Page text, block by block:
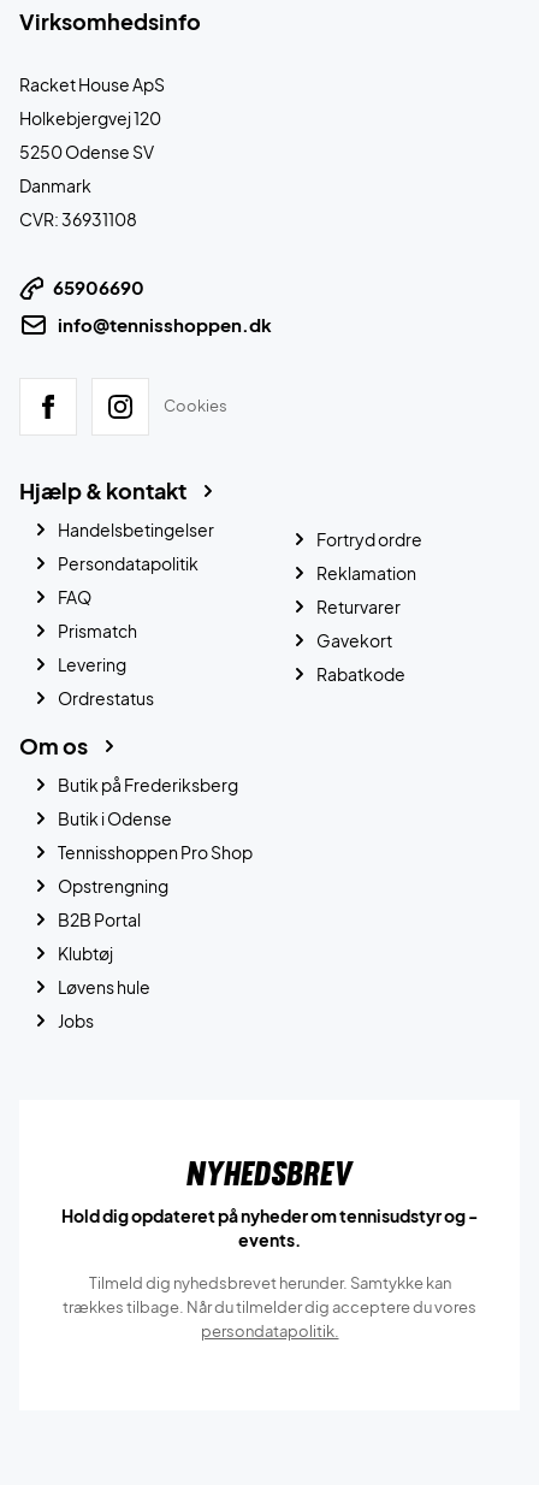
Virksomhedsinfo
Racket House ApS
Holkebjergvej 120
5250 Odense SV
Danmark
CVR: 36931108
65906690
info@tennisshoppen.dk
Cookies
Hjælp & kontakt
Handelsbetingelser
Persondatapolitik
FAQ
Prismatch
Levering
Ordrestatus
Fortryd ordre
Reklamation
Returvarer
Gavekort
Rabatkode
Om os
Butik på Frederiksberg
Butik i Odense
Tennisshoppen Pro Shop
Opstrengning
B2B Portal
Klubtøj
Løvens hule
Jobs
Nyhedsbrev
Hold dig opdateret på nyheder om tennisudstyr og -
events.
Tilmeld dig nyhedsbrevet herunder. Samtykke kan
trækkes tilbage. Når du tilmelder dig acceptere du vores
persondatapolitik.